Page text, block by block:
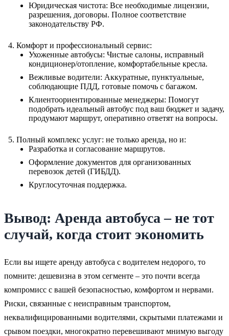
Юридическая чистота: Все необходимые лицензии,
разрешения, договоры. Полное соответствие
законодательству РФ.
Комфорт и профессиональный сервис:
Ухоженные автобусы: Чистые салоны, исправный
кондиционер/отопление, комфортабельные кресла.
Вежливые водители: Аккуратные, пунктуальные,
соблюдающие ПДД, готовые помочь с багажом.
Клиентоориентированные менеджеры: Помогут
подобрать идеальный автобус под ваш бюджет и задачу,
продумают маршрут, оперативно ответят на вопросы.
Полный комплекс услуг: не только аренда, но и:
Разработка и согласование маршрутов.
Оформление документов для организованных
перевозок детей (ГИБДД).
Круглосуточная поддержка.
Вывод: Аренда автобуса – не тот
случай, когда стоит экономить
Если вы ищете аренду автобуса с водителем недорого, то
помните: дешевизна в этом сегменте – это почти всегда
компромисс с вашей безопасностью, комфортом и нервами.
Риски, связанные с неисправным транспортом,
неквалифицированными водителями, скрытыми платежами и
срывом поездки, многократно перевешивают мнимую выгоду